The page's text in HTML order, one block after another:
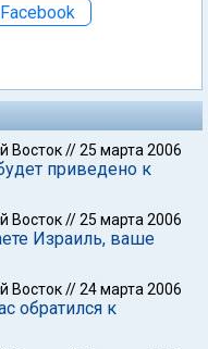
Facebook
Восток//25 марта 2006
приведено к
Восток//25 марта 2006
Израиль, ваше
Восток//24 марта 2006
обратился к